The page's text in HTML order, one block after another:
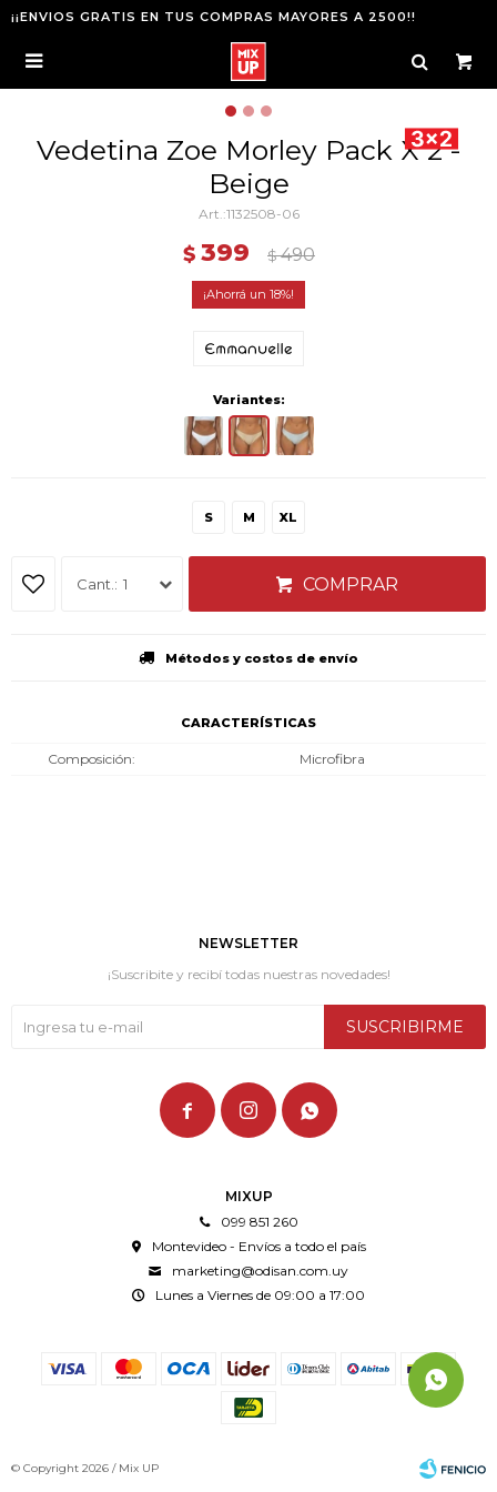
¡¡ENVIOS GRATIS EN TUS COMPRAS MAYORES A 2500!!

Vedetina Zoe Morley Pack X 2 -
Beige
1132508-06
$ 399 $ 490
18
Variantes:
S M XL
1 COMPRAR
Métodos y costos de envío
CARACTERÍSTICAS
Composición Microfibra
MIXUP
099 851 260
Montevideo - Envíos a todo el país
marketing@odisan.com.uy
Lunes a Viernes de 09:00 a 17:00
NEWSLETTER
¡Suscribite y recibí todas nuestras novedades!
SUSCRIBIRME
  
© Copyright 2026 / Mix UP